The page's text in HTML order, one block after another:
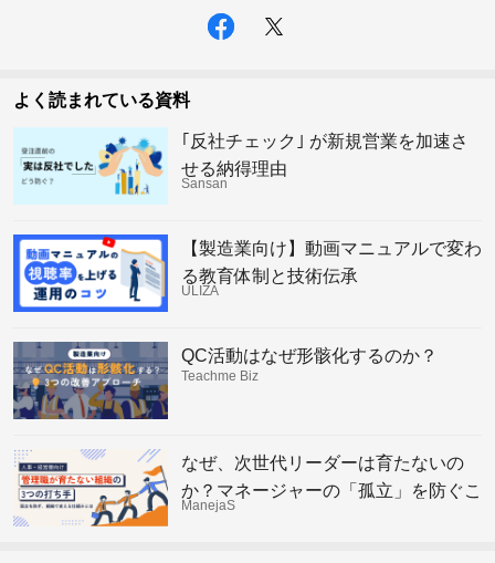
よく読まれている資料
｢反社チェック｣ が新規営業を加速さ
せる納得理由
Sansan
【製造業向け】動画マニュアルで変わ
る教育体制と技術伝承
ULIZA
QC活動はなぜ形骸化するのか？
Teachme Biz
なぜ、次世代リーダーは育たないの
か？マネージャーの「孤立」を防ぐこ
れからの組織の仕組み
ManejaS